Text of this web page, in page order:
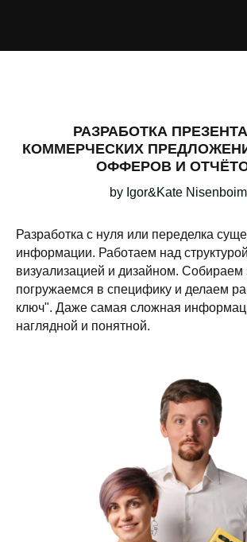
РАЗРАБОТКА
КОММЕРЧЕСКИХ
ОФФЕРОВ И
by Igor&Kate Nisenboim
Разработка с нуля или переделка
информации. Работаем над
визуализацией и дизайном. Собираем
погружаемся в специфику и делаем
ключ". Даже самая сложная
наглядной и понятной.